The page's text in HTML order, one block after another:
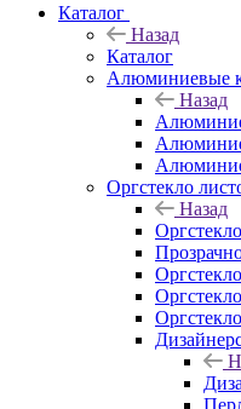
Каталог
Назад
Каталог
Алюминиевые
Назад
Оргстекло
Назад